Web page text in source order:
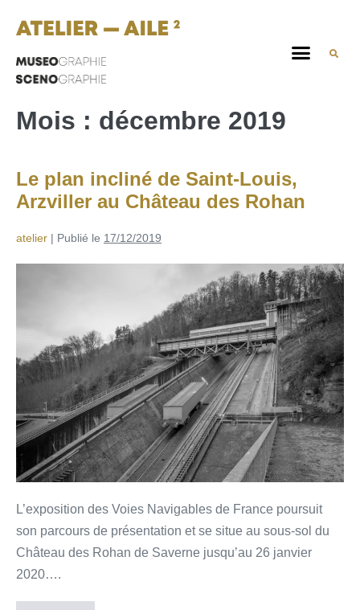
Mois : décembre 2019
Le plan incliné de Saint-Louis,
Arzviller au Château des Rohan
atelier | Publié le 17/12/2019
L’exposition des Voies Navigables de France poursuit
son parcours de présentation et se situe au sous-sol du
Château des Rohan de Saverne jusqu’au 26 janvier
2020….